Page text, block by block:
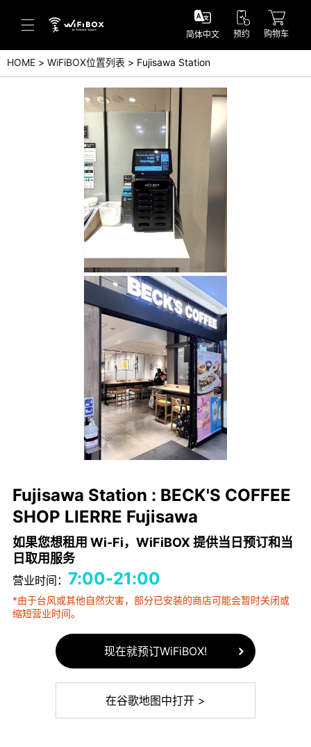
帮助／询问
帮助中心(日本语)
帮助中心(英语)
询问(日本语)
简体中文 预约 购物车
HOME WiFiBOX位置列表 Fujisawa Station
Fujisawa Station : BECK'S COFFEE
SHOP LIERRE Fujisawa
如果您想租用 Wi-Fi，WiFiBOX 提供当日预订和当
日取用服务
营业时间： 7:00-21:00
*由于台风或其他自然灾害，部分已安装的商店可能会暂时关闭或
缩短营业时间。
现在就预订WiFiBOX!
在谷歌地图中打开 >